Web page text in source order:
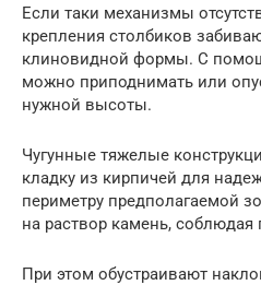
Если таки механизмы
крепления столбиков
клиновидной формы. С
можно приподнимать или
нужной высоты.
Чугунные тяжелые
кладку из кирпичей для
периметру предполагаемой
на раствор камень, соблюдая
При этом обустраивают